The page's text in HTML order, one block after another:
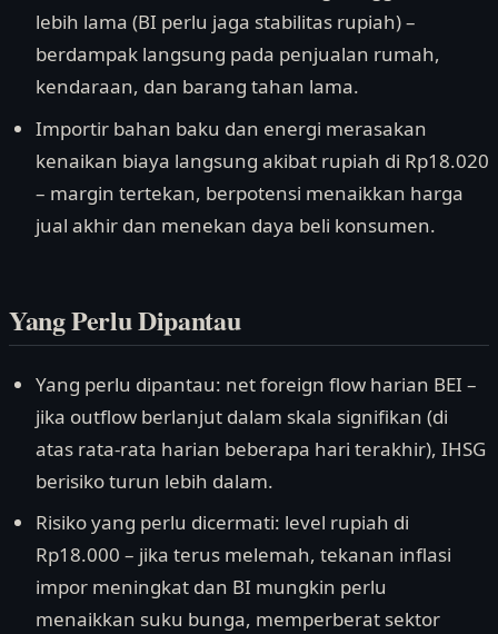
lebih lama (BI perlu jaga stabilitas rupiah) –
berdampak langsung pada penjualan rumah,
kendaraan, dan barang tahan lama.
Importir bahan baku dan energi merasakan
kenaikan biaya langsung akibat rupiah di Rp18.020
– margin tertekan, berpotensi menaikkan harga
jual akhir dan menekan daya beli konsumen.
Yang Perlu Dipantau
Yang perlu dipantau: net foreign flow harian BEI –
jika outflow berlanjut dalam skala signifikan (di
atas rata-rata harian beberapa hari terakhir), IHSG
berisiko turun lebih dalam.
Risiko yang perlu dicermati: level rupiah di
Rp18.000 – jika terus melemah, tekanan inflasi
impor meningkat dan BI mungkin perlu
menaikkan suku bunga, memperberat sektor